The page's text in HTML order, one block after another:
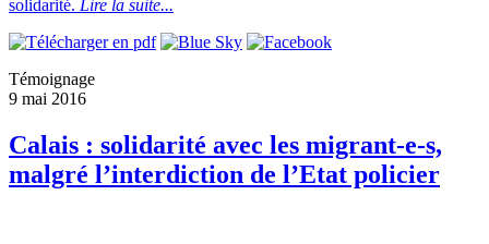
solidarité. Lire la suite...
Témoignage
9 mai 2016
Calais : solidarité avec les migrant-e-s,
malgré l’interdiction de l’Etat policier